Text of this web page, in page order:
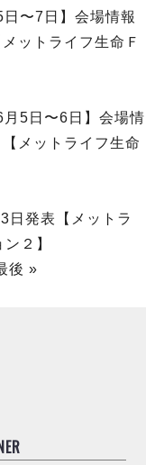
〜7日】会場情報
ットライフ生命Ｆ
月5日〜6日】会場情
メットライフ生命
日発表【メットラ
２】
後 »